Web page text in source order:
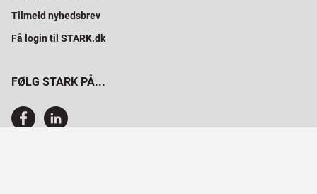
Tilmeld nyhedsbrev
Få login til STARK.dk
FØLG STARK PÅ...